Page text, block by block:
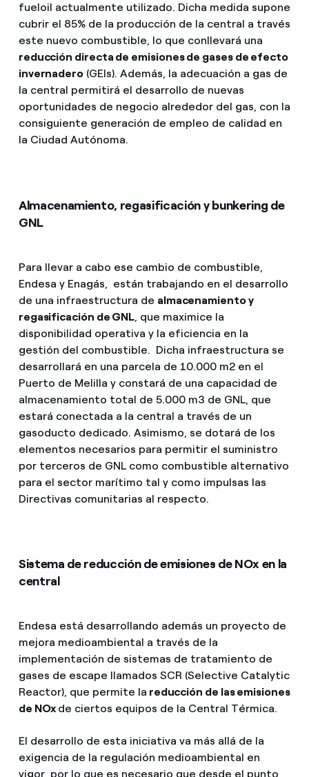
fueloil actualmente utilizado. Dicha medida supone
cubrir el 85% de la producción de la central a través
este nuevo combustible, lo que conllevará una
reducción directa de emisiones de gases de efecto
invernadero (GEIs). Además, la adecuación a gas de
la central permitirá el desarrollo de nuevas
oportunidades de negocio alrededor del gas, con la
consiguiente generación de empleo de calidad en
la Ciudad Autónoma.
Almacenamiento, regasificación y bunkering de
GNL
Para llevar a cabo ese cambio de combustible,
Endesa y Enagás, están trabajando en el desarrollo
de una infraestructura de almacenamiento y
regasificación de GNL , que maximice la
disponibilidad operativa y la eficiencia en la
gestión del combustible. Dicha infraestructura se
desarrollará en una parcela de 10.000 m2 en el
Puerto de Melilla y constará de una capacidad de
almacenamiento total de 5.000 m3 de GNL, que
estará conectada a la central a través de un
gasoducto dedicado. Asimismo, se dotará de los
elementos necesarios para permitir el suministro
por terceros de GNL como combustible alternativo
para el sector marítimo tal y como impulsas las
Directivas comunitarias al respecto.
Sistema de reducción de emisiones de NOx en la
central
Endesa está desarrollando además un proyecto de
mejora medioambiental a través de la
implementación de sistemas de tratamiento de
gases de escape llamados SCR (Selective Catalytic
Reactor), que permite la reducción de las emisiones
de NOx de ciertos equipos de la Central Térmica.
El desarrollo de esta iniciativa va más allá de la
exigencia de la regulación medioambiental en
vigor, por lo que es necesario que desde el punto